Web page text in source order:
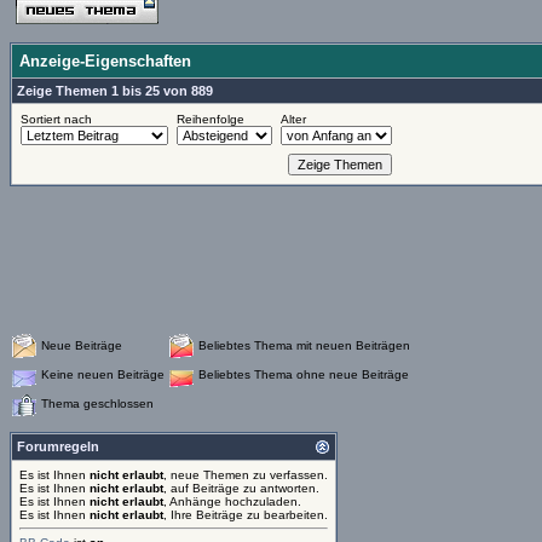
Anzeige-Eigenschaften
Zeige Themen 1 bis 25 von 889
Sortiert nach Reihenfolge Alter
Neue Beiträge Beliebtes Thema mit neuen Beiträgen
Keine neuen Beiträge Beliebtes Thema ohne neue Beiträge
Thema geschlossen
Forumregeln
Es ist Ihnen nicht erlaubt, neue Themen zu verfassen.
Es ist Ihnen nicht erlaubt, auf Beiträge zu antworten.
Es ist Ihnen nicht erlaubt, Anhänge hochzuladen.
Es ist Ihnen nicht erlaubt, Ihre Beiträge zu bearbeiten.